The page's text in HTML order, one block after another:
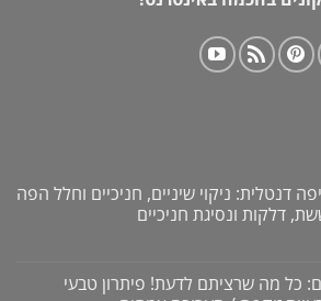
דנטלית: ניקוי שיניים, חניכיים וחלל הפה
דלקות ונסיגת חניכיים
כל מה שרציתם לדעת! פיתרון טבעי